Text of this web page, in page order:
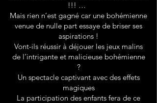
!!! …
Mais rien n’est gagné car une bohémienne
venue de nulle part essaye de briser ses
aspirations !
Vont-ils réussir à déjouer les jeux malins
de l’intrigante et malicieuse bohémienne
?
Un spectacle captivant avec des effets
magiques
La participation des enfants fera de ce